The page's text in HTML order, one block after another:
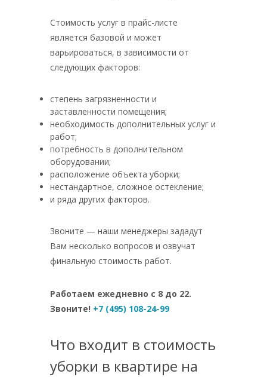
Стоимость услуг в прайс-листе
является базовой и может
варьироваться, в зависимости от
следующих факторов:
степень загрязненности и
заставленности помещения;
необходимость дополнительных услуг и
работ;
потребность в дополнительном
оборудовании;
расположение объекта уборки;
нестандартное, сложное остекление;
и ряда других факторов.
Звоните — наши менеджеры зададут
Вам несколько вопросов и озвучат
финальную стоимость работ.
Работаем ежедневно с 8 до 22.
Звоните! +7 (495) 108-24-99
Что входит в стоимость
уборки в квартире на